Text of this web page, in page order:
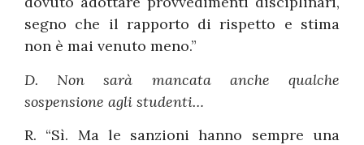
segno che il rapporto di rispetto e stima
non è mai venuto meno.”
D. Non sarà mancata anche qualche
sospensione agli studenti…
R. “Sì. Ma le sanzioni hanno sempre una